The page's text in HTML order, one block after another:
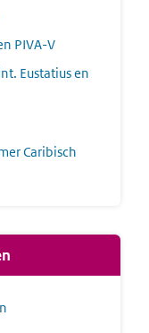
PIVA-V
Eustatius en
Caribisch